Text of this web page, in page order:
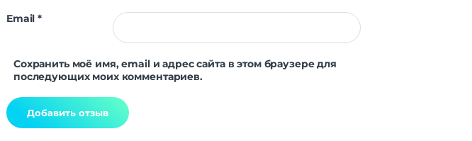
Email*
Сохранить моё имя, email и адрес сайта в этом браузере для
последующих моих комментариев.